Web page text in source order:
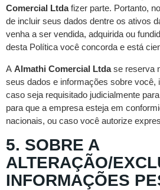
Comercial Ltdafizer parte. Portanto,
de incluir seus dados dentre os ativos
venha a ser vendida, adquirida ou
desta Política você concorda e está
A Almathi Comercial Ltdase reserva
seus dados e informações sobre você,
caso seja requisitado judicialmente
para que a empresa esteja em
nacionais, ou caso você autorize
5. SOBRE A
ALTERAÇÃO/
INFORMAÇÕES